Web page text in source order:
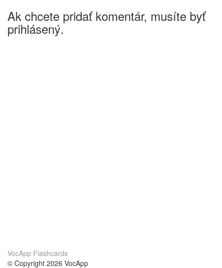
Ak chcete pridať komentár, musíte byť
prihlásený.
VocApp Flashcards
© Copyright 2026 VocApp